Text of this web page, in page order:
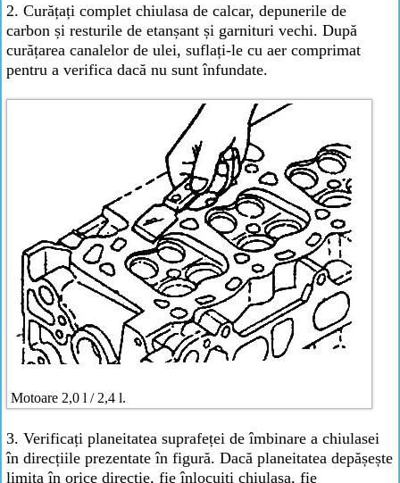
2. Curățați complet chiulasa de calcar, depunerile de
carbon și resturile de etanșant și garnituri vechi. După
curățarea canalelor de ulei, suflați-le cu aer comprimat
pentru a verifica dacă nu sunt înfundate.
Motoare 2,0 l / 2,4 l.
3. Verificați planeitatea suprafeței de îmbinare a chiulasei
în direcțiile prezentate în figură. Dacă planeitatea depășește
limita în orice direcție, fie înlocuiți chiulasa, fie